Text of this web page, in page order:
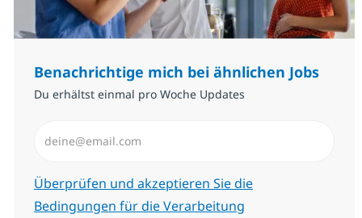
Benachrichtige mich bei ähnlichen Jobs
Du erhältst einmal pro Woche Updates
Erforderlich
Überprüfen und akzeptieren Sie die
Bedingungen für die Verarbeitung